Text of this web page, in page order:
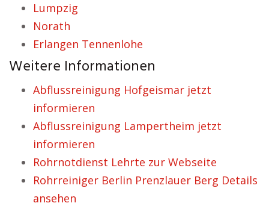
Lumpzig
Norath
Erlangen Tennenlohe
Weitere Informationen
Abflussreinigung Hofgeismar jetzt
informieren
Abflussreinigung Lampertheim jetzt
informieren
Rohrnotdienst Lehrte zur Webseite
Rohrreiniger Berlin Prenzlauer Berg Details
ansehen